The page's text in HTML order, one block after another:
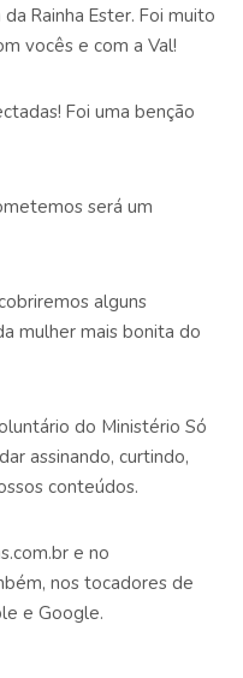
Rainha Ester. Foi muito
vocês e com a Val!
Foi uma benção
será um
alguns
mulher mais bonita do
do Ministério Só
assinando, curtindo,
conteúdos.
e no
nos tocadores de
e Google.